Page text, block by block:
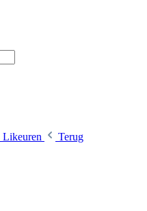
Likeuren
Terug